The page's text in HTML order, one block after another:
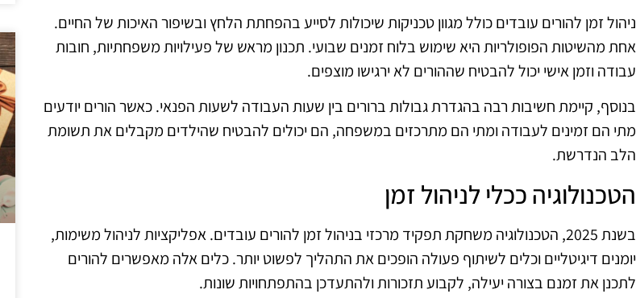
ניהול זמן להורים עובדים כולל מגוון טכניקות שיכולות לסייע בהפחתת הלחץ ובשיפור האיכות של החיים.
אחת מהשיטות הפופולריות היא שימוש בלוח זמנים שבועי. תכנון מראש של פעילויות משפחתיות, חובות
עבודה וזמן אישי יכול להבטיח שההורים לא ירגישו מוצפים.
בנוסף, קיימת חשיבות רבה בהגדרת גבולות ברורים בין שעות העבודה לשעות הפנאי. כאשר הורים יודעים
מתי הם זמינים לעבודה ומתי הם מתרכזים במשפחה, הם יכולים להבטיח שהילדים מקבלים את תשומת
הלב הנדרשת.
הטכנולוגיה ככלי לניהול זמן
בשנת 2025, הטכנולוגיה משחקת תפקיד מרכזי בניהול זמן להורים עובדים. אפליקציות לניהול משימות,
יומנים דיגיטליים וכלים לשיתוף פעולה הופכים את התהליך לפשוט יותר. כלים אלה מאפשרים להורים
לתכנן את זמנם בצורה יעילה, לקבוע תזכורות ולהתעדכן בהתפתחויות שונות.